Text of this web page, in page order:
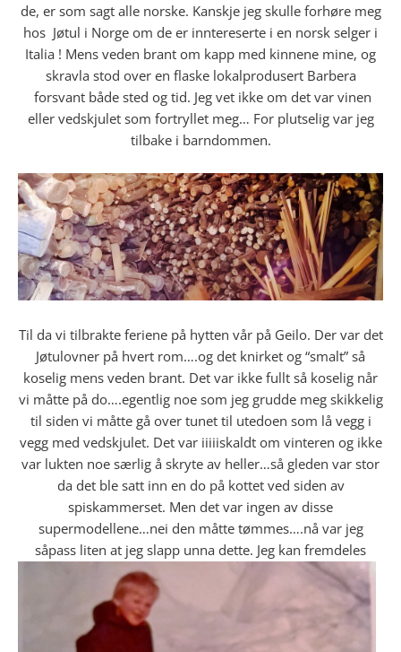
de, er som sagt alle norske. Kanskje jeg skulle forhøre meg
hos Jøtul i Norge om de er inntereserte i en norsk selger i
Italia ! Mens veden brant om kapp med kinnene mine, og
skravla stod over en flaske lokalprodusert Barbera
forsvant både sted og tid. Jeg vet ikke om det var vinen
eller vedskjulet som fortryllet meg… For plutselig var jeg
tilbake i barndommen.
Til da vi tilbrakte feriene på hytten vår på Geilo. Der var det
Jøtulovner på hvert rom….og det knirket og “smalt” så
koselig mens veden brant. Det var ikke fullt så koselig når
vi måtte på do….egentlig noe som jeg grudde meg skikkelig
til siden vi måtte gå over tunet til utedoen som lå vegg i
vegg med vedskjulet. Det var iiiiiskaldt om vinteren og ikke
var lukten noe særlig å skryte av heller…så gleden var stor
da det ble satt inn en do på kottet ved siden av
spiskammerset. Men det var ingen av disse
supermodellene…nei den måtte tømmes….nå var jeg
såpass liten at jeg slapp unna dette. Jeg kan fremdeles